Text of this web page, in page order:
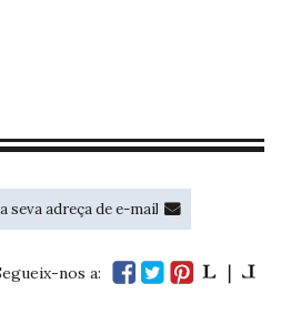
nos a: